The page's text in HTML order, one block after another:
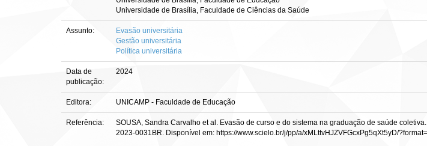
Universidade de Brasília, Faculdade de Ciências da Saúde
Assunto:
Evasão universitária
Gestão universitária
Política universitária
Data de
publicação:
2024
Editora: UNICAMP - Faculdade de Educação
Referência:
SOUSA, Sandra Carvalho et al. Evasão de curso e do sistema na graduação de saúde
2023-0031BR. Disponível em: https://www.scielo.br/j/pp/a/xMLttvHJZVFGcxPg5qXt5yD/